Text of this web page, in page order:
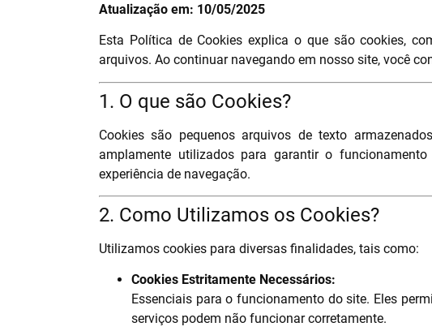
Atualização em: 10/05/2025
Esta Política de Cookies explica o que são cookies,
arquivos. Ao continuar navegando em nosso site, você
1. O que são Cookies?
Cookies são pequenos arquivos de texto
amplamente utilizados para garantir o
experiência de navegação.
2. Como Utilizamos os Cookies?
Utilizamos cookies para diversas finalidades, tais como:
Cookies Estritamente Necessários:
Essenciais para o funcionamento do site. Eles
serviços podem não funcionar corretamente.